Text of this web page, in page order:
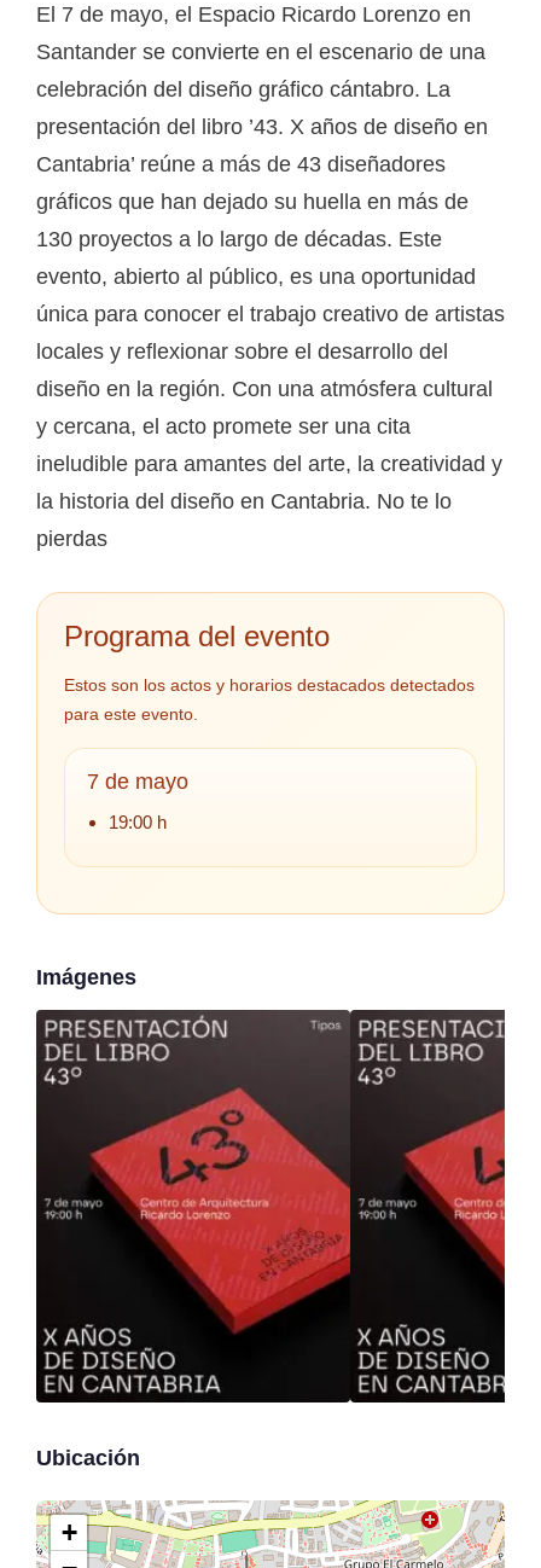
El 7 de mayo, el Espacio Ricardo Lorenzo en
Santander se convierte en el escenario de una
celebración del diseño gráfico cántabro. La
presentación del libro ’43. X años de diseño en
Cantabria’ reúne a más de 43 diseñadores
gráficos que han dejado su huella en más de
130 proyectos a lo largo de décadas. Este
evento, abierto al público, es una oportunidad
única para conocer el trabajo creativo de artistas
locales y reflexionar sobre el desarrollo del
diseño en la región. Con una atmósfera cultural
y cercana, el acto promete ser una cita
ineludible para amantes del arte, la creatividad y
la historia del diseño en Cantabria. No te lo
pierdas
Programa del evento
Estos son los actos y horarios destacados detectados
para este evento.
7 de mayo
19:00 h
Imágenes
Ubicación
+